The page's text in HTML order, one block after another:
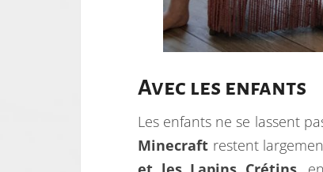
Avec les enfants
Les enfants ne se lassent
Minecraft restent